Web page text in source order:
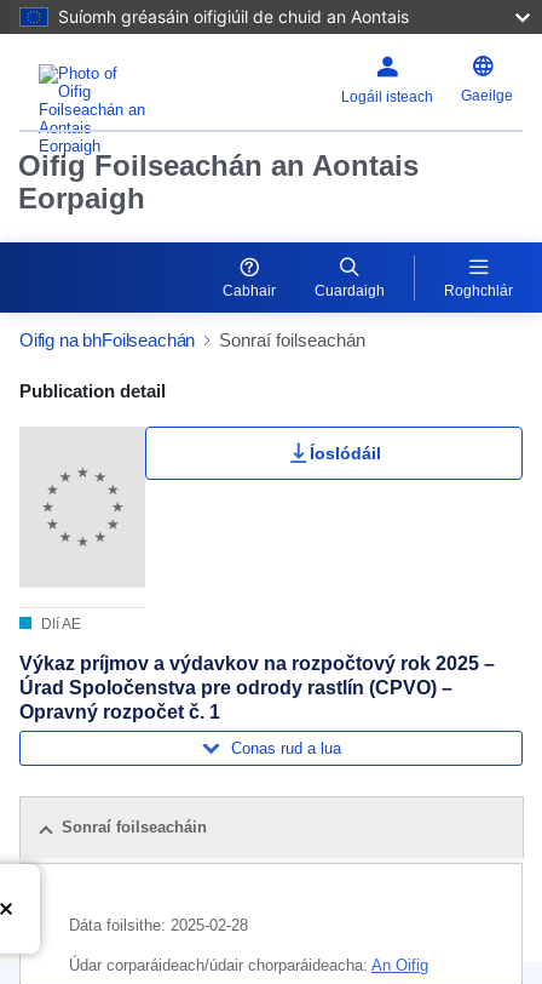
Suíomh gréasáin oifigiúil de chuid an Aontais
Logáil isteach Gaeilge
Oifig Foilseachán an Aontais
Eorpaigh
Cabhair Cuardaigh Roghchlár
Oifig na bhFoilseachán Sonraí foilseachán
Publication Detail Actions Portlet
Publication detail
Dlí AE
Íoslódáil
Výkaz príjmov a výdavkov na rozpočtový rok 2025 –
Úrad Spoločenstva pre odrody rastlín (CPVO) –
Opravný rozpočet č. 1
Conas rud a lua
Sonraí foilseacháin
Dáta foilsithe: 2025-02-28
Údar corparáideach/údair chorparáideacha: An Oifig